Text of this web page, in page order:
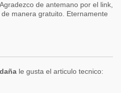
de antemano por el link,
manera gratuito. Eternamente
le gusta el articulo tecnico: